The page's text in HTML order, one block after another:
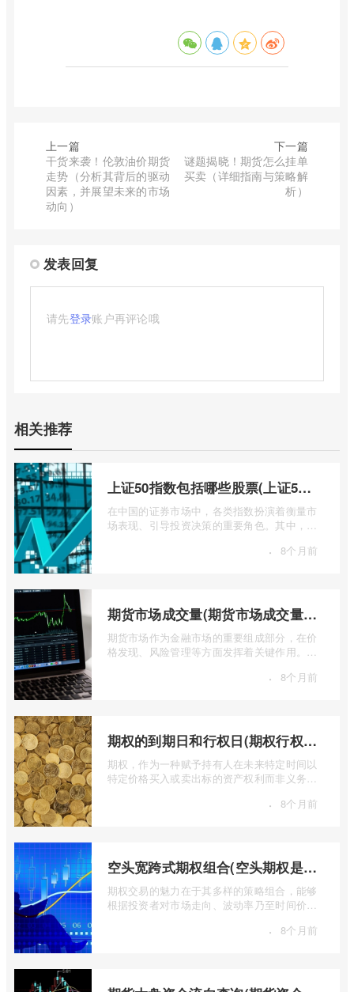
上一篇
干货来袭！伦敦油价期货
走势（分析其背后的驱动
因素，并展望未来的市场
动向）
下一篇
谜题揭晓！期货怎么挂单
买卖（详细指南与策略解
析）
发表回复
请先登录账户再评论哦
相关推荐
上证50指数包括哪些股票(上证50指数包含哪些股票)
在中国的证券市场中，各类指数扮演着衡量市
场表现、引导投资决策的重要角色。其中，上
· 8个月前
期货市场成交量(期货市场成交量萎缩)
期货市场作为金融市场的重要组成部分，在价
格发现、风险管理等方面发挥着关键作用。近
· 8个月前
期权的到期日和行权日(期权行权日到期虚值期权都将清零)
期权，作为一种赋予持有人在未来特定时间以
特定价格买入或卖出标的资产权利而非义务的
· 8个月前
空头宽跨式期权组合(空头期权是什么意思)
期权交易的魅力在于其多样的策略组合，能够
根据投资者对市场走向、波动率乃至时间价值
· 8个月前